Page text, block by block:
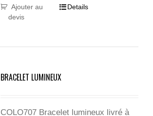
Ajouter au
devis
Details
BRACELET LUMINEUX
COLO707 Bracelet lumineux livré à